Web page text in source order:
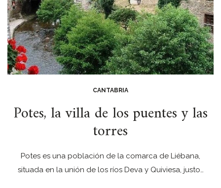
CANTABRIA
Potes, la villa de los puentes y las
torres
Potes es una población de la comarca de Liébana,
situada en la unión de los ríos Deva y Quiviesa, justo…